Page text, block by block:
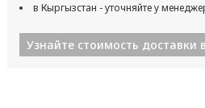
в Кыргызстан - уточняйте у
Узнайте стоимость доставки